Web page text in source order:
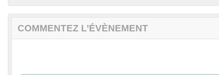
COMMENTEZ L’ÉVÈNEMENT